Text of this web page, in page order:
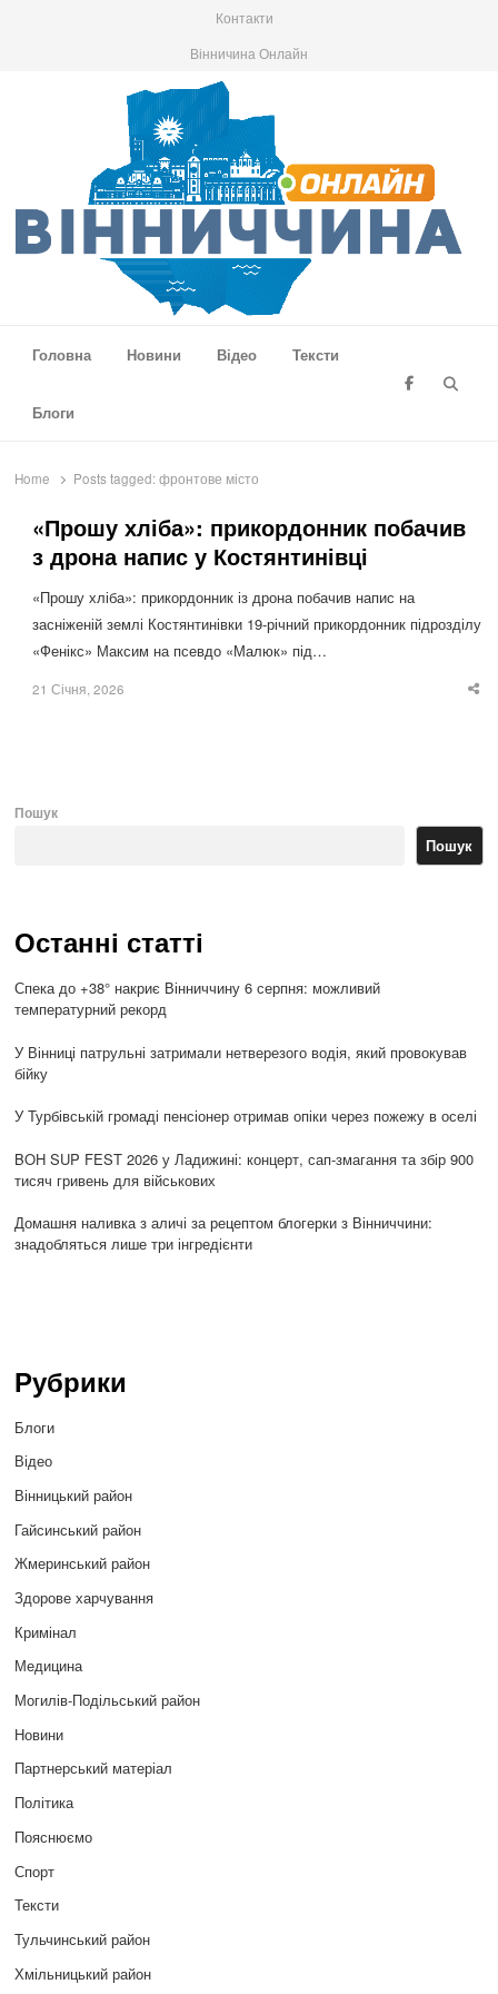
Контакти
Вінничина Онлайн
Головна
Новини Відео Тексти
Блоги
Home Posts tagged:фронтове місто
«Прошу хліба»: прикордонник побачив
з дрона напис у Костянтинівці
«Прошу хліба»: прикордонник із дрона побачив напис на
засніженій землі Костянтинівки 19-річний прикордонник підрозділу
«Фенікс» Максим на псевдо «Малюк» під…
21 Січня, 2026
Пошук
Пошук
Останні статті
Спека до +38° накриє Вінниччину 6 серпня: можливий
температурний рекорд
У Вінниці патрульні затримали нетверезого водія, який провокував
бійку
У Турбівській громаді пенсіонер отримав опіки через пожежу в оселі
BOH SUP FEST 2026 у Ладижині: концерт, сап-змагання та збір 900
тисяч гривень для військових
Домашня наливка з аличі за рецептом блогерки з Вінниччини:
знадобляться лише три інгредієнти
Рубрики
Блоги
Відео
Вінницький район
Гайсинський район
Жмеринський район
Здорове харчування
Кримінал
Медицина
Могилів-Подільський район
Новини
Партнерський матеріал
Політика
Пояснюємо
Спорт
Тексти
Тульчинський район
Хмільницький район